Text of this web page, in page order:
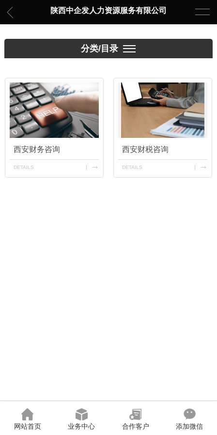
陕西中企发人力资源服务有限公司
分类/目录
西安财务咨询
DETAILS
西安财税咨询
DETAILS
网站首页 业务中心 合作客户 添加微信